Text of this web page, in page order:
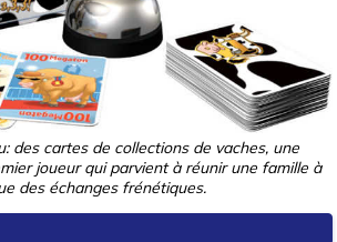
des cartes de collections de vaches, une
joueur qui parvient à réunir une famille à
des échanges frénétiques.